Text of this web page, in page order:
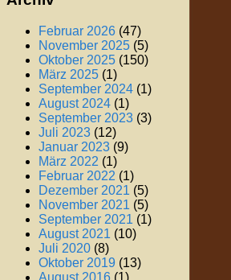
Februar 2026 (47)
November 2025 (5)
Oktober 2025 (150)
März 2025 (1)
September 2024 (1)
August 2024 (1)
September 2023 (3)
Juli 2023 (12)
Januar 2023 (9)
März 2022 (1)
Februar 2022 (1)
Dezember 2021 (5)
November 2021 (5)
September 2021 (1)
August 2021 (10)
Juli 2020 (8)
Oktober 2019 (13)
August 2016 (1)